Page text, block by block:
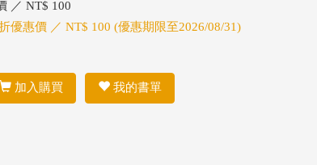
／ NT$ 100
優惠價 ／ NT$ 100 (優惠期限至2026/08/31)
加入購買 我的書單